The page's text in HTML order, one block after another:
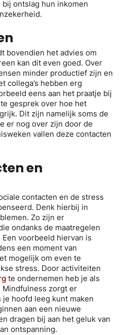
ontslag hun inkomen
bovendien het advies om
kan dit even goed. Over
minder productief zijn en
collega’s hebben erg
eens aan het praatje bij
gesprek over hoe het
Dit zijn namelijk soms de
er nog over zijn door de
vallen deze contacten
en
contacten en de stress
Denk hierbij in
Zo zijn er
ondanks de maatregelen
voorbeeld hiervan is
een moment van
mogelijk om even te
stress. Door activiteiten
te ondernemen heb je als
Mindfulness zorgt er
hoofd leeg kunt maken
aan een nieuwe
dragen bij aan het geluk van
ontspanning.